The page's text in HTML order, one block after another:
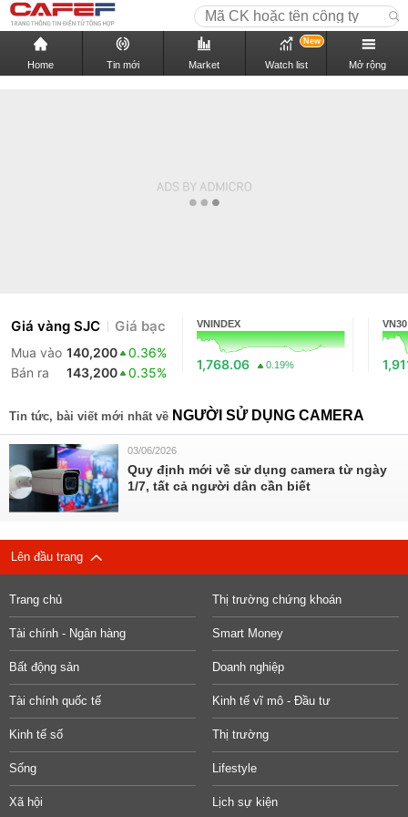
Home Tin mới Market Watch list
New
Mở rộng
Giá vàng SJC Giá bạc
Mua vào 140,200
0.36%
Bán ra
143,200 0.35%
VNINDEX
1,768.06 0.19%
VN30
Tin tức, bài viết mới nhất về NGƯỜI SỬ DỤNG CAMERA
03/06/2026
Quy định mới về sử dụng camera từ ngày
1/7, tất cả người dân cần biết
Lên đầu trang
Trang chủ Thị trường chứng khoán
Tài chính - Ngân hàng Smart Money
Bất động sản Doanh nghiệp
Tài chính quốc tế Kinh tế vĩ mô - Đầu tư
Kinh tế số Thị trường
Sống Lifestyle
Xã hội Lịch sự kiện